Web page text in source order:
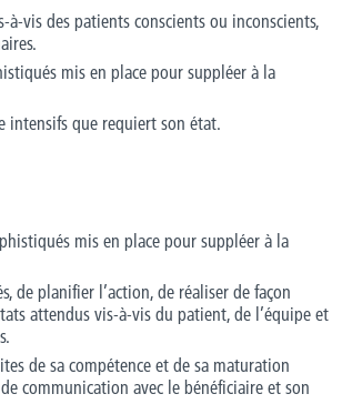
vis des patients conscients ou inconscients,
mis en place pour suppléer à la
intensifs que requiert son état.
mis en place pour suppléer à la
de planifier l’action, de réaliser de façon
attendus vis-à-vis du patient, de l’équipe et
de sa compétence et de sa maturation
communication avec le bénéficiaire et son